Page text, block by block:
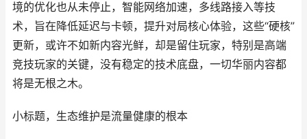
境的优化也从未停止，智能网络加速，多线路接入等技
术，旨在降低延迟与卡顿，提升对局核心体验，这些“硬核”
更新，或许不如新内容光鲜，却是留住玩家，特别是高端
竞技玩家的关键，没有稳定的技术底盘，一切华丽内容都
将是无根之木。
小标题，生态维护是流量健康的根本